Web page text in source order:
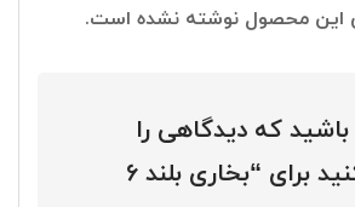
این محصول نوشته نشده است.
که دیدگاهی را
ارسال می کنید برای “بخاری بلند 6